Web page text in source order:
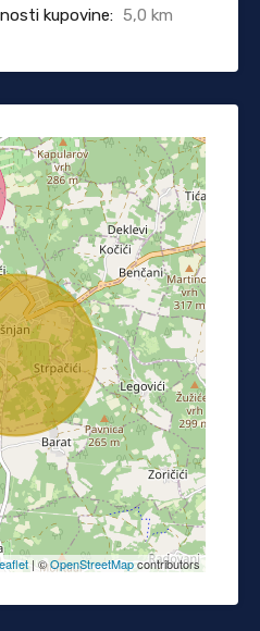
kupovine: 5,0 km
| ©OpenStreetMapcontributors